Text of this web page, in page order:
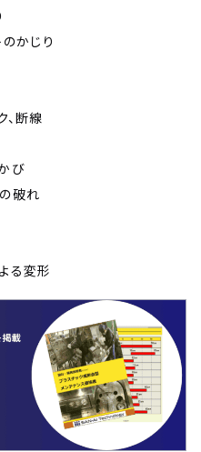
かじり
、断線
び
破れ
る変形